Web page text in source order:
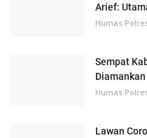
Arief:
Humas
Sempat
Diamankan
Humas
Lawan